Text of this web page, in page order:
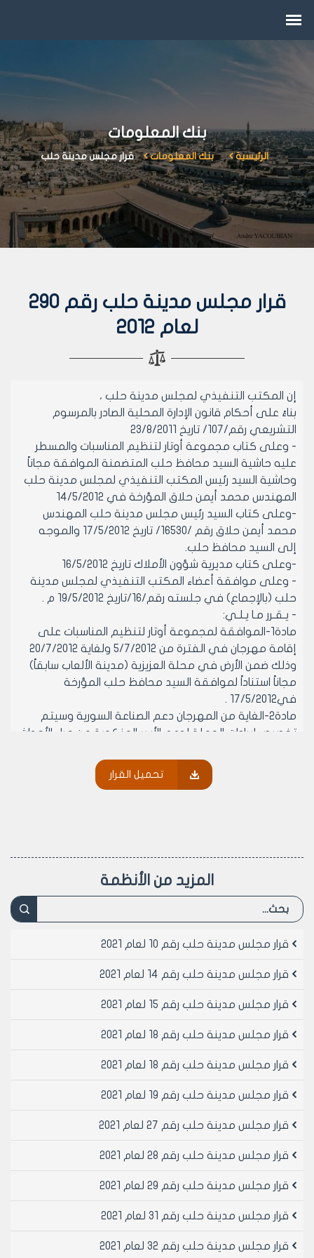
بنك المعلومات
الرئيسية بنك المعلومات قرار مجلس مدينة حلب
قرار مجلس مدينة حلب رقم 290
لعام 2012
إن المكتب التنفيذي لمجلس مدينة حلب ،
بناءً على أحكام قانون الإدارة المحلية الصادر بالمرسوم
التشريعي رقم/107/ تاريخ 23/8/2011
- وعلى كتاب مجموعة أوتار لتنظيم المناسبات والمسطر
عليه حاشية السيد محافظ حلب المتضمنة الموافقة مجاناً
وحاشية السيد رئيس المكتب التنفيذي لمجلس مدينة حلب
المهندس محمد أيمن حلاق المؤرخة في 14/5/2012
-وعلى كتاب السيد رئيس مجلس مدينة حلب المهندس
محمد أيمن حلاق رقم /16530/ تاريخ 17/5/2012 والموجه
إلى السيد محافظ حلب.
-وعلى كتاب مديرية شؤون الأملاك تاريخ 16/5/2012
- وعلى موافقة أعضاء المكتب التنفيذي لمجلس مدينة
حلب (بالإجماع) في جلسته رقم/16/تاريخ 19/5/2012 م .
- يـقـرر مـا يـلـي:
مادة1-الموافقة لمجموعة أوتار لتنظيم المناسبات على
إقامة مهرجان في الفترة من 5/7/2012 ولغاية 20/7/2012
وذلك ضمن الأرض في محلة العزيزية (مدينة الألعاب سابقاً)
مجاناً استناداً لموافقة السيد محافظ حلب المؤرخة
في17/5/2012 .
مادة2-الغاية من المهرجان دعم الصناعة السورية وسيتم
تخصيص إيرادات الحملة لدعم الأسر المنكوبة من جراء الأحداث
سيكون الدعم على شكل معونات مادية وسلل غذائية تقدم
للأسر المنكوبة من خلال جمعيات متخصصة
رئيس المكتب التنفيذي لمجلس مدينة
حلب
المهندس محمد أيمن حلاق
تحميل القرار
المزيد من الأنظمة
قرار مجلس مدينة حلب رقم 10 لعام 2021
قرار مجلس مدينة حلب رقم 14 لعام 2021
قرار مجلس مدينة حلب رقم 15 لعام 2021
قرار مجلس مدينة حلب رقم 18 لعام 2021
قرار مجلس مدينة حلب رقم 18 لعام 2021
قرار مجلس مدينة حلب رقم 19 لعام 2021
قرار مجلس مدينة حلب رقم 27 لعام 2021
قرار مجلس مدينة حلب رقم 28 لعام 2021
قرار مجلس مدينة حلب رقم 29 لعام 2021
قرار مجلس مدينة حلب رقم 31 لعام 2021
قرار مجلس مدينة حلب رقم 32 لعام 2021